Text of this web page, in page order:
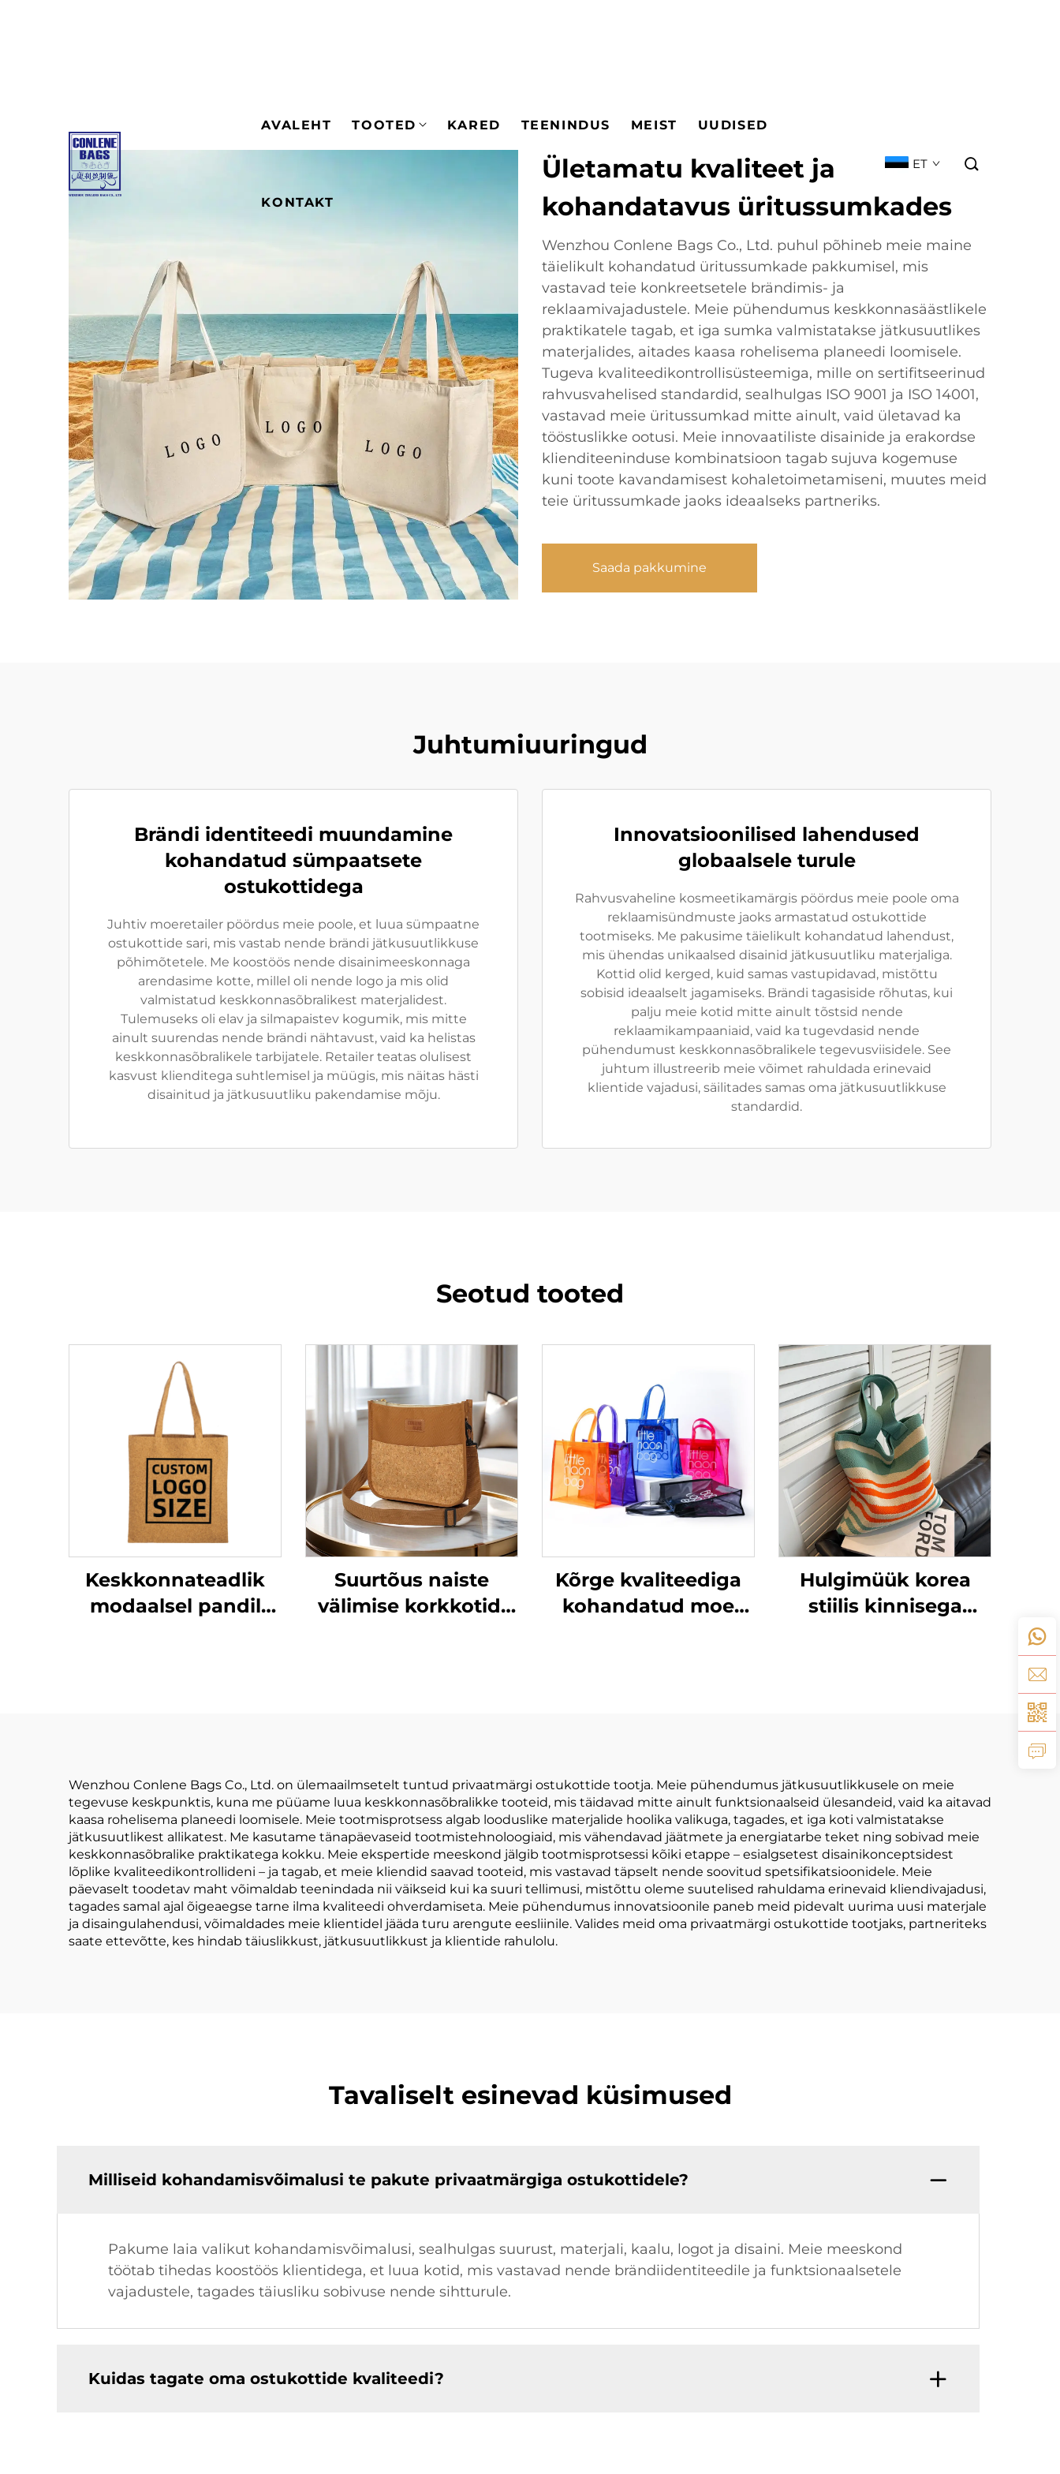
AVALEHT TOOTED KARED TEENINDUS MEIST UUDISED
KONTAKT
ET
Ületamatu kvaliteet ja
kohandatavus üritussumkades
Wenzhou Conlene Bags Co., Ltd. puhul põhineb meie maine
täielikult kohandatud üritussumkade pakkumisel, mis
vastavad teie konkreetsetele brändimis- ja
reklaamivajadustele. Meie pühendumus keskkonnasäästlikele
praktikatele tagab, et iga sumka valmistatakse jätkusuutlikes
materjalides, aitades kaasa rohelisema planeedi loomisele.
Tugeva kvaliteedikontrollisüsteemiga, mille on sertifitseerinud
rahvusvahelised standardid, sealhulgas ISO 9001 ja ISO 14001,
vastavad meie üritussumkad mitte ainult, vaid ületavad ka
tööstuslikke ootusi. Meie innovaatiliste disainide ja erakordse
klienditeeninduse kombinatsioon tagab sujuva kogemuse
kuni toote kavandamisest kohaletoimetamiseni, muutes meid
teie üritussumkade jaoks ideaalseks partneriks.
Saada pakkumine
Juhtumiuuringud
Brändi identiteedi muundamine
kohandatud sümpaatsete
ostukottidega
Juhtiv moeretailer pöördus meie poole, et luua sümpaatne
ostukottide sari, mis vastab nende brändi jätkusuutlikkuse
põhimõtetele. Me koostöös nende disainimeeskonnaga
arendasime kotte, millel oli nende logo ja mis olid
valmistatud keskkonnasõbralikest materjalidest.
Tulemuseks oli elav ja silmapaistev kogumik, mis mitte
ainult suurendas nende brändi nähtavust, vaid ka helistas
keskkonnasõbralikele tarbijatele. Retailer teatas olulisest
kasvust klienditega suhtlemisel ja müügis, mis näitas hästi
disainitud ja jätkusuutliku pakendamise mõju.
Innovatsioonilised lahendused
globaalsele turule
Rahvusvaheline kosmeetikamärgis pöördus meie poole oma
reklaamisündmuste jaoks armastatud ostukottide
tootmiseks. Me pakusime täielikult kohandatud lahendust,
mis ühendas unikaalsed disainid jätkusuutliku materjaliga.
Kottid olid kerged, kuid samas vastupidavad, mistõttu
sobisid ideaalselt jagamiseks. Brändi tagasiside rõhutas, kui
palju meie kotid mitte ainult tõstsid nende
reklaamikampaaniaid, vaid ka tugevdasid nende
pühendumust keskkonnasõbralikele tegevusviisidele. See
juhtum illustreerib meie võimet rahuldada erinevaid
klientide vajadusi, säilitades samas oma jätkusuutlikkuse
standardid.
Seotud tooted
Keskkonnateadlik
modaalsel pandil
Suurtõus naiste
välimise korkkotid,
Kõrge kvaliteediga
kohandatud moe
Hulgimüük korea
stiilis kinnisega
Wenzhou Conlene Bags Co., Ltd. on ülemaailmsetelt tuntud privaatmärgi ostukottide tootja. Meie pühendumus jätkusuutlikkusele on meie
tegevuse keskpunktis, kuna me püüame luua keskkonnasõbralikke tooteid, mis täidavad mitte ainult funktsionaalseid ülesandeid, vaid ka aitavad
kaasa rohelisema planeedi loomisele. Meie tootmisprotsess algab looduslike materjalide hoolika valikuga, tagades, et iga koti valmistatakse
jätkusuutlikest allikatest. Me kasutame tänapäevaseid tootmistehnoloogiaid, mis vähendavad jäätmete ja energiatarbe teket ning sobivad meie
keskkonnasõbralike praktikatega kokku. Meie ekspertide meeskond jälgib tootmisprotsessi kõiki etappe – esialgsetest disainikonceptsidest
lõplike kvaliteedikontrollideni – ja tagab, et meie kliendid saavad tooteid, mis vastavad täpselt nende soovitud spetsifikatsioonidele. Meie
päevaselt toodetav maht võimaldab teenindada nii väikseid kui ka suuri tellimusi, mistõttu oleme suutelised rahuldama erinevaid kliendivajadusi,
tagades samal ajal õigeaegse tarne ilma kvaliteedi ohverdamiseta. Meie pühendumus innovatsioonile paneb meid pidevalt uurima uusi materjale
ja disaingulahendusi, võimaldades meie klientidel jääda turu arengute eesliinile. Valides meid oma privaatmärgi ostukottide tootjaks, partneriteks
saate ettevõtte, kes hindab täiuslikkust, jätkusuutlikkust ja klientide rahulolu.
Tavaliselt esinevad küsimused
Milliseid kohandamisvõimalusi te pakute privaatmärgiga ostukottidele?
Pakume laia valikut kohandamisvõimalusi, sealhulgas suurust, materjali, kaalu, logot ja disaini. Meie meeskond
töötab tihedas koostöös klientidega, et luua kotid, mis vastavad nende brändiidentiteedile ja funktsionaalsetele
vajadustele, tagades täiusliku sobivuse nende sihtturule.
Kuidas tagate oma ostukottide kvaliteedi?